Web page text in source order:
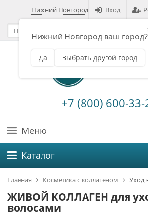
Нижний Новгород
Нижний Новгород ваш город?
Да Выбрать другой город
Вход
+7 (800) 600-33-
Меню
Каталог
Главная Косметика с коллагеном Уход
ЖИВОЙ КОЛЛАГЕН для
волосами